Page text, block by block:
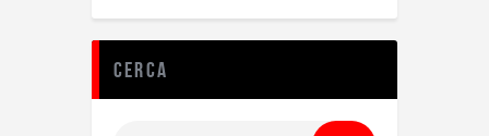
Cerca